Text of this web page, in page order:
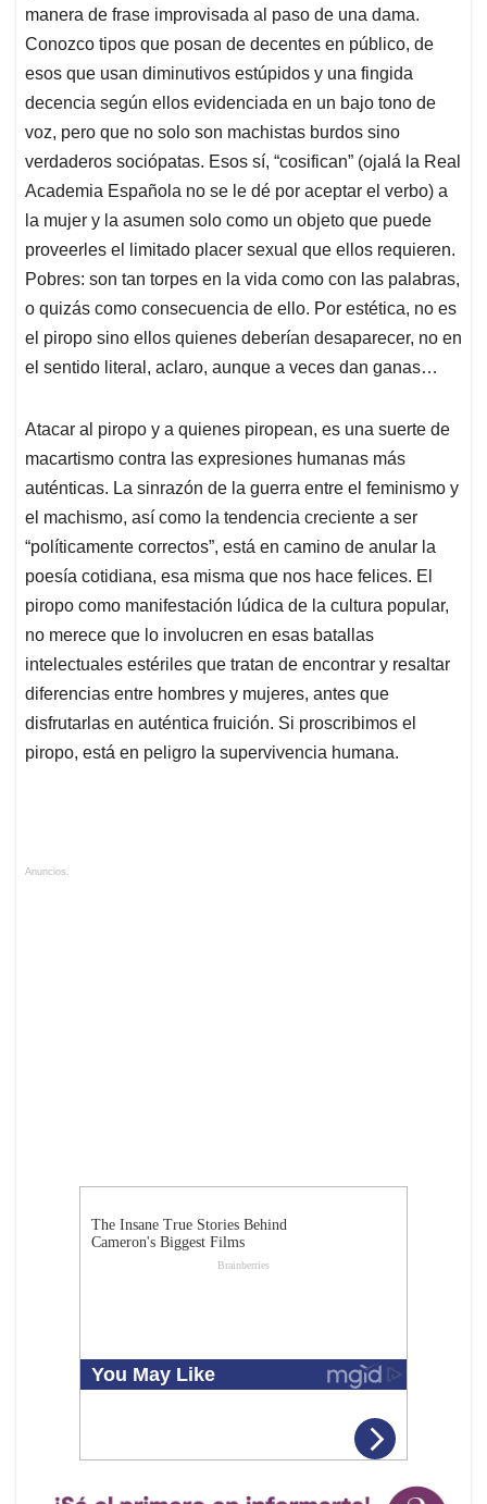
manera de frase improvisada al paso de una dama.
Conozco tipos que posan de decentes en público, de
esos que usan diminutivos estúpidos y una fingida
decencia según ellos evidenciada en un bajo tono de
voz, pero que no solo son machistas burdos sino
verdaderos sociópatas. Esos sí, “cosifican” (ojalá la Real
Academia Española no se le dé por aceptar el verbo) a
la mujer y la asumen solo como un objeto que puede
proveerles el limitado placer sexual que ellos requieren.
Pobres: son tan torpes en la vida como con las palabras,
o quizás como consecuencia de ello. Por estética, no es
el piropo sino ellos quienes deberían desaparecer, no en
el sentido literal, aclaro, aunque a veces dan ganas…
Atacar al piropo y a quienes piropean, es una suerte de
macartismo contra las expresiones humanas más
auténticas. La sinrazón de la guerra entre el feminismo y
el machismo, así como la tendencia creciente a ser
“políticamente correctos”, está en camino de anular la
poesía cotidiana, esa misma que nos hace felices. El
piropo como manifestación lúdica de la cultura popular,
no merece que lo involucren en esas batallas
intelectuales estériles que tratan de encontrar y resaltar
diferencias entre hombres y mujeres, antes que
disfrutarlas en auténtica fruición. Si proscribimos el
piropo, está en peligro la supervivencia humana.
Anuncios.